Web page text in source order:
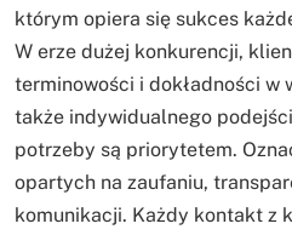
którym opiera się sukces
W erze dużej konkurencji,
terminowości i dokładności w
także indywidualnego
potrzeby są priorytetem.
opartych na zaufaniu,
komunikacji. Każdy kontakt z